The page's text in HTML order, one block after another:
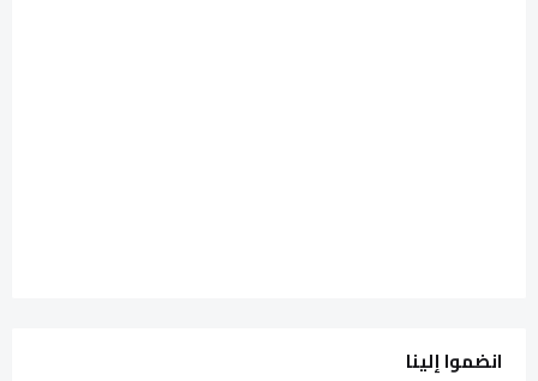
انضموا إلينا